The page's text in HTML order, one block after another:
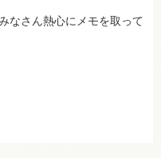
なさん熱心にメモを取って